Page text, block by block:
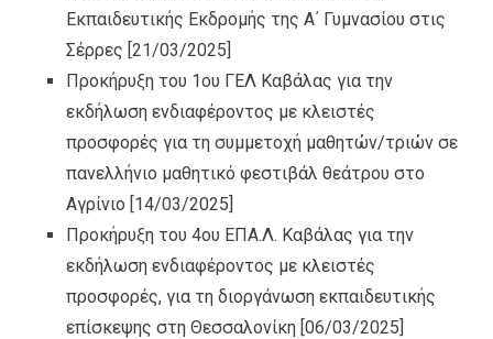
Εκπαιδευτικής Εκδρομής της Α΄ Γυμνασίου στις
Σέρρες [21/03/2025]
Προκήρυξη του 1ου ΓΕΛ Καβάλας για την
εκδήλωση ενδιαφέροντος με κλειστές
προσφορές για τη συμμετοχή μαθητών/τριών σε
πανελλήνιο μαθητικό φεστιβάλ θεάτρου στο
Αγρίνιο [14/03/2025]
Προκήρυξη του 4ου ΕΠΑ.Λ. Καβάλας για την
εκδήλωση ενδιαφέροντος με κλειστές
προσφορές, για τη διοργάνωση εκπαιδευτικής
επίσκεψης στη Θεσσαλονίκη [06/03/2025]